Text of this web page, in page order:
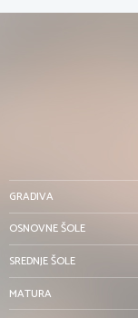
GRADIVA
OSNOVNE ŠOLE
SREDNJE ŠOLE
MATURA